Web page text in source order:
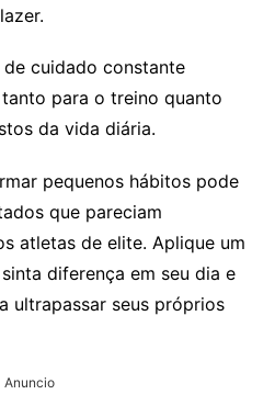
cuidado constante
para o treino quanto
da vida diária.
pequenos hábitos pode
que pareciam
atletas de elite. Aplique um
diferença em seu dia e
ultrapassar seus próprios
Anuncio